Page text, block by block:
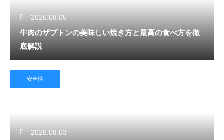
2026.08.05
牛肉のザブトンの美味しい焼き方と最高の食べ方を徹
底解説
安全性
2026.08.03